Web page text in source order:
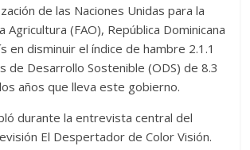
de las Naciones Unidas para la
Agricultura (FAO), República Dominicana
en disminuir el índice de hambre 2.1.1
de Desarrollo Sostenible (ODS) de 8.3
años que lleva este gobierno.
durante la entrevista central del
El Despertador de Color Visión.